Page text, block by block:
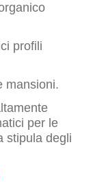
profili
mansioni.
per le
stipula degli